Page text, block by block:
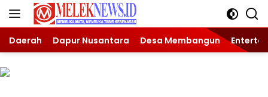
Langsung
Daerah Dapur Nusantara Desa Membangun